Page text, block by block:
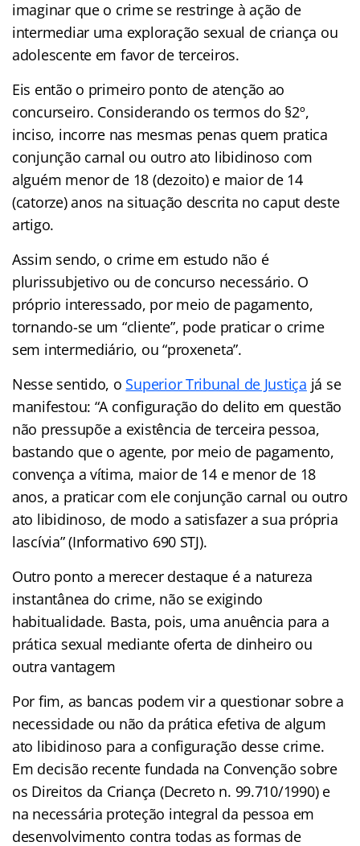
imaginar que o crime se restringe à ação de
intermediar uma exploração sexual de criança ou
adolescente em favor de terceiros.
Eis então o primeiro ponto de atenção ao
concurseiro. Considerando os termos do §2º,
inciso, incorre nas mesmas penas quem pratica
conjunção carnal ou outro ato libidinoso com
alguém menor de 18 (dezoito) e maior de 14
(catorze) anos na situação descrita no caput deste
artigo.
Assim sendo, o crime em estudo não é
plurissubjetivo ou de concurso necessário. O
próprio interessado, por meio de pagamento,
tornando-se um “cliente”, pode praticar o crime
sem intermediário, ou “proxeneta”.
Nesse sentido, o Superior Tribunal de Justiça já se
manifestou: “A configuração do delito em questão
não pressupõe a existência de terceira pessoa,
bastando que o agente, por meio de pagamento,
convença a vítima, maior de 14 e menor de 18
anos, a praticar com ele conjunção carnal ou outro
ato libidinoso, de modo a satisfazer a sua própria
lascívia” (Informativo 690 STJ).
Outro ponto a merecer destaque é a natureza
instantânea do crime, não se exigindo
habitualidade. Basta, pois, uma anuência para a
prática sexual mediante oferta de dinheiro ou
outra vantagem
Por fim, as bancas podem vir a questionar sobre a
necessidade ou não da prática efetiva de algum
ato libidinoso para a configuração desse crime.
Em decisão recente fundada na Convenção sobre
os Direitos da Criança (Decreto n. 99.710/1990) e
na necessária proteção integral da pessoa em
desenvolvimento contra todas as formas de